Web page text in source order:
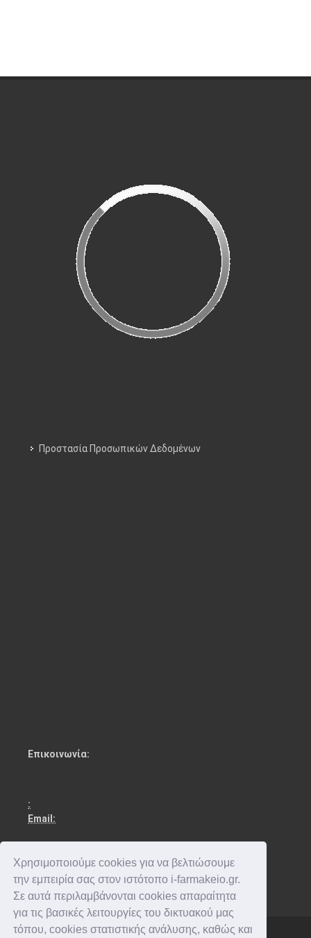
Χρησιμοποιούμε cookies για να βελτιώσουμε
την εμπειρία σας στον ιστότοπο i-farmakeio.gr.
Σε αυτά περιλαμβάνονται cookies απαραίτητα
για τις βασικές λειτουργίες του δικτυακού μας
τόπου, cookies στατιστικής ανάλυσης, καθώς και
Προστασία Προσωπικών Δεδομένων
Επικοινωνία:
:
Email: